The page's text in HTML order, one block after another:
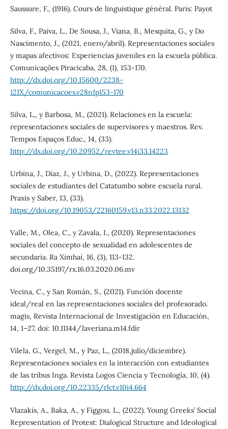
Saussure, F., (1916). Cours de linguistique général. Paris: Payot
Silva, F., Paiva, L., De Sousa, J., Viana, B., Mesquita, G., y Do
Nascimento, J., (2021, enero/abril). Representaciones sociales
y mapas afectivos: Experiencias juveniles en la escuela pública.
Comunicações Piracicaba, 28, (1), 153-170.
http://dx.doi.org/10.15600/2238-
121X/comunicacoes.v28n1p153-170
Silva, L., y Barbosa, M., (2021). Relaciones en la escuela:
representaciones sociales de supervisores y maestros. Rev.
Tempos Espaços Educ., 14, (33).
http://dx.doi.org/10.20952/revtee.v14i33.14223
Urbina, J., Díaz, J., y Urbina, D., (2022). Representaciones
sociales de estudiantes del Catatumbo sobre escuela rural.
Praxis y Saber, 13, (33).
https://doi.org/10.19053/22160159.v13.n33.2022.13132
Valle, M., Olea, C., y Zavala, I., (2020). Representaciones
sociales del concepto de sexualidad en adolescentes de
secundaria. Ra Ximhai, 16, (3), 113-132.
doi.org/10.35197/rx.16.03.2020.06.mv
Vecina, C., y San Román, S., (2021). Función docente
ideal/real en las representaciones sociales del profesorado.
magis, Revista Internacional de Investigación en Educación,
14, 1–27. doi: 10.11144/Javeriana.m14.fdir
Vilela, G., Vergel, M., y Paz, L., (2018,julio/diciembre).
Representaciones sociales en la interacción con estudiantes
de las tribus Inga. Revista Logos Ciencia y Tecnología, 10, (4).
http://dx.doi.org/10.22335/rlct.v10i4.664
Vlazakis, A., Baka, A., y Figgou, L., (2022). Young Greeks’ Social
Representation of Protest: Dialogical Structure and Ideological